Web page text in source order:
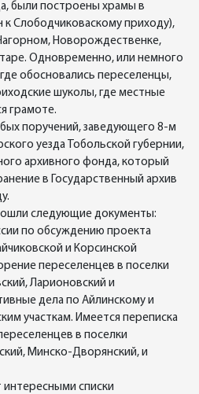
были построены храмы в
к Слободчиковаскому приходу),
Новорождественке,
Одновременно, или немного
обосновались переселенцы,
шуколы, где местные
грамоте.
поручений, заведующего 8-м
уезда Тобольской губернии,
архивного фонда, который
в Государственный архив
следующие документы:
по обсуждению проекта
и Корсинской
переселенцев в поселки
Ларионовский и
дела по Айлинскому и
участкам. Имеется переписка
в поселки
Минско-Дворянский, и
интересными списки